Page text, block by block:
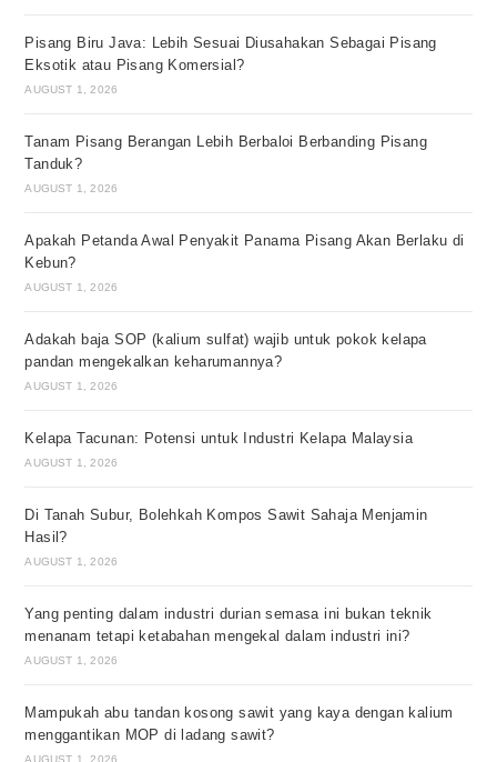
Pisang Biru Java: Lebih Sesuai Diusahakan Sebagai Pisang
Eksotik atau Pisang Komersial?
AUGUST 1, 2026
Tanam Pisang Berangan Lebih Berbaloi Berbanding Pisang
Tanduk?
AUGUST 1, 2026
Apakah Petanda Awal Penyakit Panama Pisang Akan Berlaku di
Kebun?
AUGUST 1, 2026
Adakah baja SOP (kalium sulfat) wajib untuk pokok kelapa
pandan mengekalkan keharumannya?
AUGUST 1, 2026
Kelapa Tacunan: Potensi untuk Industri Kelapa Malaysia
AUGUST 1, 2026
Di Tanah Subur, Bolehkah Kompos Sawit Sahaja Menjamin
Hasil?
AUGUST 1, 2026
Yang penting dalam industri durian semasa ini bukan teknik
menanam tetapi ketabahan mengekal dalam industri ini?
AUGUST 1, 2026
Mampukah abu tandan kosong sawit yang kaya dengan kalium
menggantikan MOP di ladang sawit?
AUGUST 1, 2026